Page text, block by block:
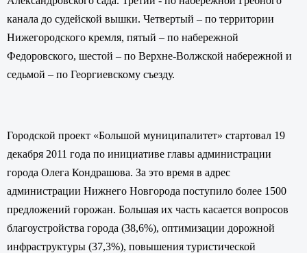
канала до судейской вышки. Четвертый – по территории
Нижегородского кремля, пятый – по набережной
Федоровского, шестой – по Верхне-Волжской набережной и
седьмой – по Георгиевскому съезду.
Городской проект «Большой муниципалитет» стартовал 19
декабря 2011 года по инициативе главы администрации
города Олега Кондрашова. За это время в адрес
администрации Нижнего Новгорода поступило более 1500
предложений горожан. Большая их часть касается вопросов
благоустройства города (38,6%), оптимизации дорожной
инфраструктуры (37,3%), повышения туристической